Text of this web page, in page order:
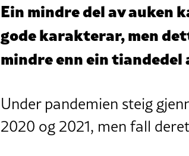
Ein mindre del av auken
gode karakterar, men
mindre enn ein
Under pandemien steig
2020 og 2021, men fall